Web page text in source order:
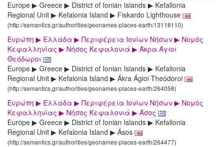
Europe ▶ Greece ▶ District of Ionian Islands ▶ Kefallonia
Regional Unit ▶ Kefalonia Island ▶ Fiskardo Lighthouse
(http://semantics.gr/authorities/geonames-places-earth/13118110)
Ευρώπη ▶ Ελλάδα ▶ Περιφέρεια Ιονίων Νήσων ▶ Νομός
Κεφαλληνίας ▶ Νήσος Κεφαλονιά ▶ Άκρα Άγιοι
Θεόδωροι
Europe ▶ Greece ▶ District of Ionian Islands ▶ Kefallonia
Regional Unit ▶ Kefalonia Island ▶ Ákra Ágioi Theódoroi
(http://semantics.gr/authorities/geonames-places-earth/264058)
Ευρώπη ▶ Ελλάδα ▶ Περιφέρεια Ιονίων Νήσων ▶ Νομός
Κεφαλληνίας ▶ Νήσος Κεφαλονιά ▶ Άσος
Europe ▶ Greece ▶ District of Ionian Islands ▶ Kefallonia
Regional Unit ▶ Kefalonia Island ▶ Ásos
(http://semantics.gr/authorities/geonames-places-earth/264477)